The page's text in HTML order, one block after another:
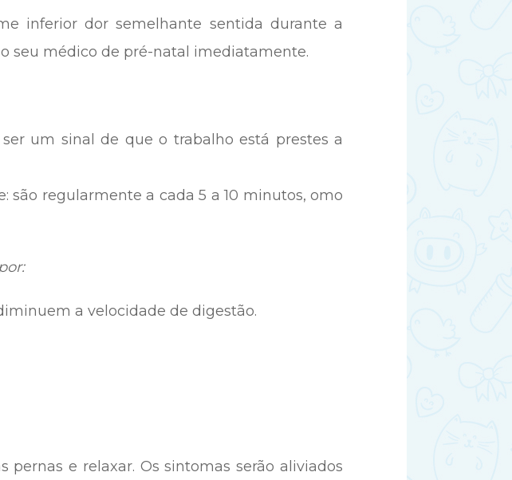
inferior dor semelhante sentida durante a
seu médico de pré-natal imediatamente.
um sinal de que o trabalho está prestes a
são regularmente a cada 5 a 10 minutos, omo
a velocidade de digestão.
e relaxar. Os sintomas serão aliviados